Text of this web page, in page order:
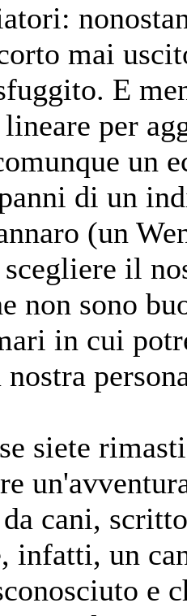
mai
E
per
un
di un
(un
il
non sono
in cui
nostra
siete
cani,
infatti, un
e